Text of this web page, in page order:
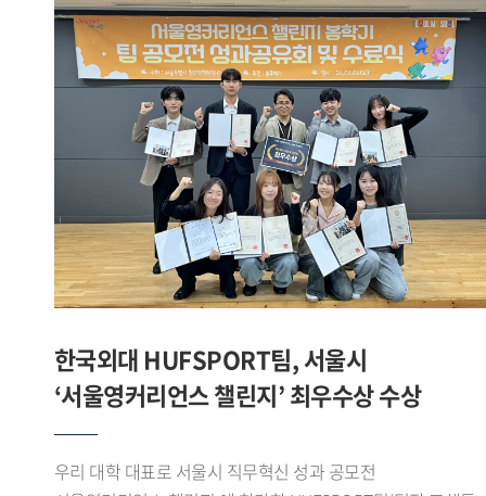
팀은 청년창업사관학교에 이름을 올렸다.[사진. SBS
모닝와이드 방송 화면 캡처 / 서울캠퍼스 HUFS Start-up
Platform 소속 학생창업팀 카인디 ]또한 카인디 팀은
서울시립대 캠퍼스타운, 2026 여성벤처활성화지원사업,
서울시립대학교 임팩트 프로토타이핑 프로그램 등 3개 사업에
선정됐다. 이 밖에도 야라바디 팀은 모두의창업에, 할랄서울
팀은 학생 창업유망팀 300+에, CYCLE-B 팀은 성남청년 창업
역량강화 프로젝트 THE 와플 4기에 각각 선정되며 다양한
분야에서 성과를 거두고 있다.[사진. 성남청년 창업 역량강화
프로젝트 THE 와플 4기에 선정된 글로벌캠퍼스 HUFS Start-
up Platform 소속 CYCLE-B 팀]이번에 선정된 학생창업팀들은
다양한 분야에서 사업 아이템을 선보이고 있다. 이는 우리 대학
학생 창업가들이 보유한 폭넓은 시야와 사업화 역량을
창업 공간 제공 등 다양한 지원 프로그램을 운영하고 있다.
한국외대 HUFSPORT팀, 서울시
‘서울영커리언스 챌린지’ 최우수상 수상
우리 대학 대표로 서울시 직무혁신 성과 공모전